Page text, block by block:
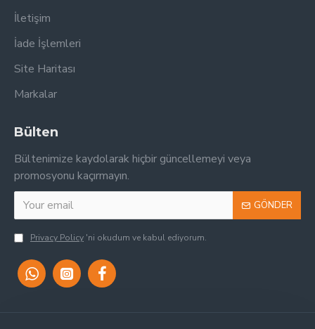
İletişim
İade İşlemleri
Site Haritası
Markalar
Bülten
Bültenimize kaydolarak hiçbir güncellemeyi veya
promosyonu kaçırmayın.
GÖNDER
Privacy Policy 'ni okudum ve kabul ediyorum.